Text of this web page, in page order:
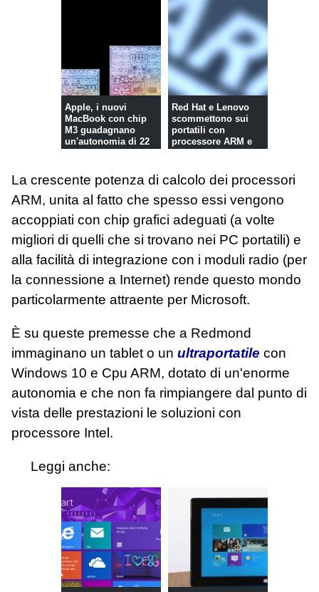
Apple, i nuovi
MacBook con chip
M3 guadagnano
un'autonomia di 22
Red Hat e Lenovo
scommettono sui
portatili con
processore ARM e
La crescente potenza di calcolo dei processori
ARM, unita al fatto che spesso essi vengono
accoppiati con chip grafici adeguati (a volte
migliori di quelli che si trovano nei PC portatili) e
alla facilità di integrazione con i moduli radio (per
la connessione a Internet) rende questo mondo
particolarmente attraente per Microsoft.
È su queste premesse che a Redmond
immaginano un tablet o un ultraportatile con
Windows 10 e Cpu ARM, dotato di un'enorme
autonomia e che non fa rimpiangere dal punto di
vista delle prestazioni le soluzioni con
processore Intel.
Leggi anche: